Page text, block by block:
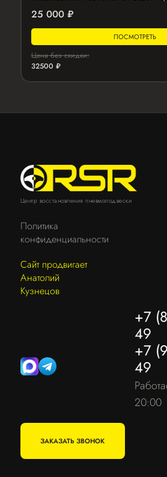
25 000 ₽
ПОСМОТРЕТЬ
Цена без скидки:
32500 ₽
Центр восстановления пневмоподвески
Политика
конфиденциальности
Сайт продвигает
Анатолий
Кузнецов
+7
49
+7
49
20:00
ЗАКАЗАТЬ ЗВОНОК